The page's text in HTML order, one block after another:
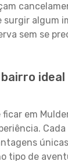
surgir algum
sem se
ideal
ficar em
tipo de